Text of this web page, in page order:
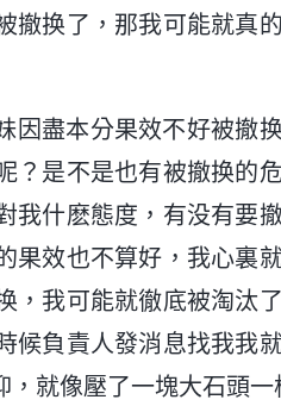
撤换了，那我可能就真
因盡本分果效不好被撤
？是不是也有被撤换的
我什麽態度，有没有要
果效也不算好，我心裏
，我可能就徹底被淘汰
候負責人發消息找我我
就像壓了一塊大石頭一